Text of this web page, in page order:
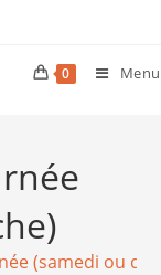
0 Menu
(samedi ou